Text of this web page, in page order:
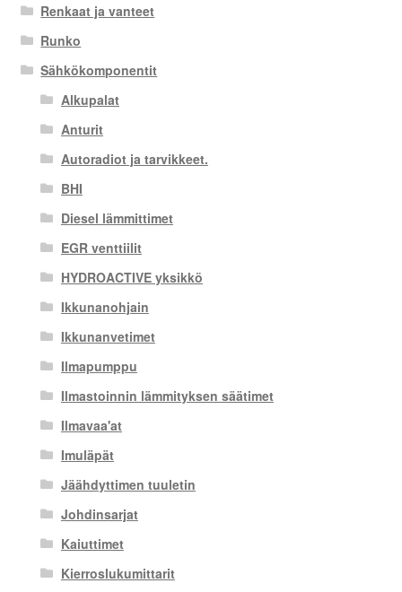
Renkaat ja vanteet
Runko
Sähkökomponentit
Alkupalat
Anturit
Autoradiot ja tarvikkeet.
BHI
Diesel lämmittimet
EGR venttiilit
HYDROACTIVE yksikkö
Ikkunanohjain
Ikkunanvetimet
Ilmapumppu
Ilmastoinnin lämmityksen säätimet
Ilmavaa'at
Imuläpät
Jäähdyttimen tuuletin
Johdinsarjat
Kaiuttimet
Kierroslukumittarit